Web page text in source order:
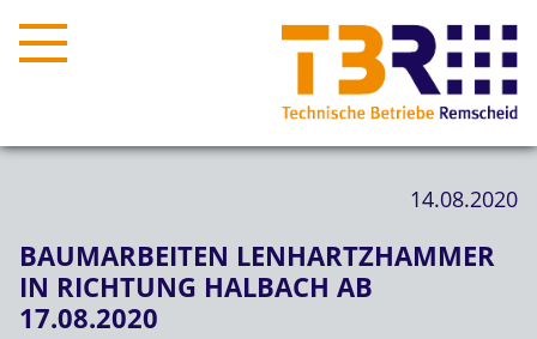
14.08.2020
BAUMARBEITEN LENHARTZHAMMER
IN RICHTUNG HALBACH AB
17.08.2020